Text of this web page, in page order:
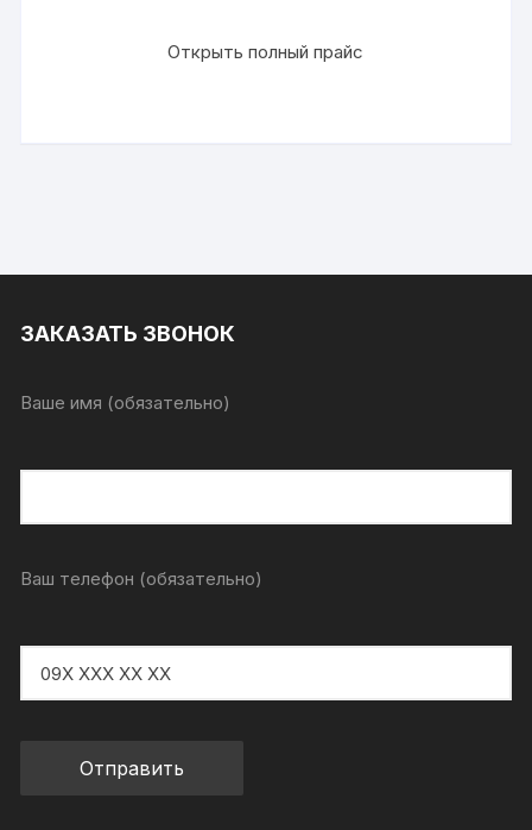
Открыть полный прайс
ЗАКАЗАТЬ ЗВОНОК
Ваше имя (обязательно)
Ваш телефон (обязательно)